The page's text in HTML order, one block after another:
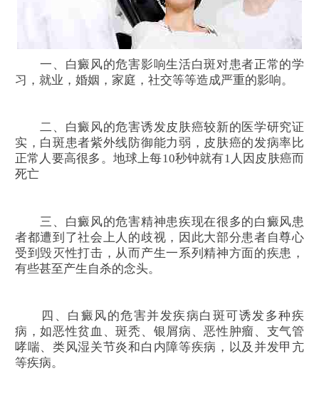
一、白癜风的危害影响生活白斑对患者正常的学
习，就业，婚姻，家庭，社交等等造成严重的影响。
二、白癜风的危害诱发皮肤癌较新的医学研究证
实，白斑患者紫外线防御能力弱，皮肤癌的发病率比
正常人要高很多。地球上每10秒钟就有1人因皮肤癌而
死亡
三、白癜风的危害精神患疾现在很多的白癜风患
者都遭到了社会上人的歧视，因此大部分患者自尊心
受到毁灭性打击，从而产生一系列精神方面的疾患，
有些甚至产生自杀的念头。
四、白癜风的危害并发疾病白斑可诱发多种疾
病，如恶性贫血、斑秃、银屑病、恶性肿瘤、支气管
哮喘、类风湿关节炎和白内障等疾病，以及并发甲亢
等疾病。